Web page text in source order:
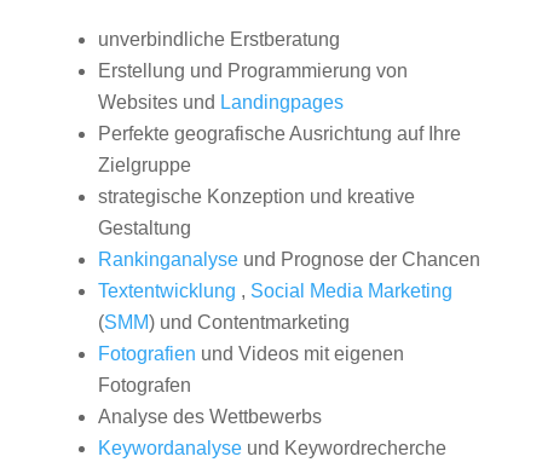
unverbindliche Erstberatung
Erstellung und Programmierung von
Websites und Landingpages
Perfekte geografische Ausrichtung auf Ihre
Zielgruppe
strategische Konzeption und kreative
Gestaltung
Rankinganalyseund Prognose der Chancen
Textentwicklung , Social Media Marketing
(SMM) und Contentmarketing
Fotografien und Videos mit eigenen
Fotografen
Analyse des Wettbewerbs
Keywordanalyseund Keywordrecherche